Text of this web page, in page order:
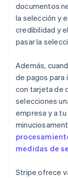
documentos
la selección y
credibilidad y
pasar la
Además,
de pagos
con tarjeta de
selecciones
empresa y a
medidas de
Stripe ofrece